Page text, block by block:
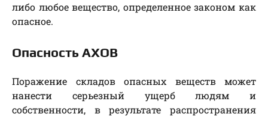
либо любое вещество, определенное законом как
опасное.
Опасность АХОВ
Поражение складов опасных веществ может
нанести серьезный ущерб людям и
собственности, в результате распространения